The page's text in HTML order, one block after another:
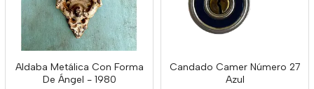
Aldaba Metálica Con Forma
De Ángel - 1980
Candado Camer Número 27
Azul